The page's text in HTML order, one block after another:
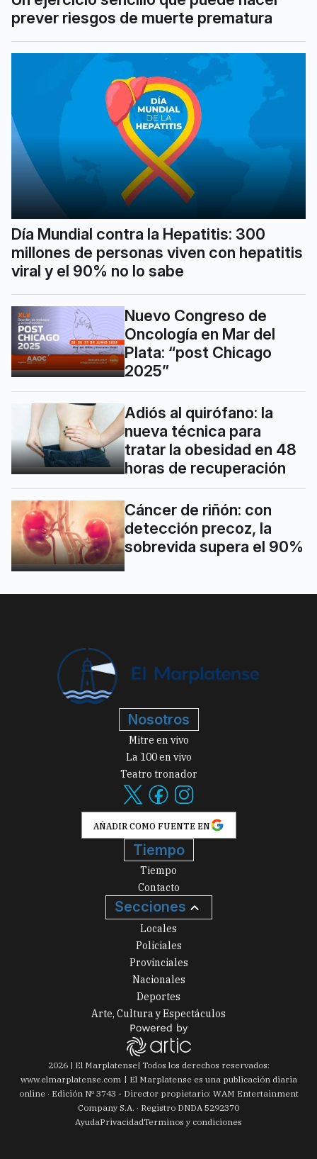
prever riesgos de muerte prematura
Día Mundial contra la Hepatitis: 300
millones de personas viven con hepatitis
viral y el 90% no lo sabe
Nuevo Congreso de
Oncología en Mar del
Plata: “post Chicago
2025”
Adiós al quirófano: la
nueva técnica para
tratar la obesidad en 48
horas de recuperación
Cáncer de riñón: con
detección precoz, la
sobrevida supera el 90%
Nosotros
Mitre en vivo
La 100 en vivo
Teatro tronador
AÑADIR COMO FUENTE EN
Tiempo
Tiempo
Contacto
Secciones
Locales
Policiales
Provinciales
Nacionales
Deportes
Arte, Cultura y Espectáculos
2026| El Marplatense| Todos los derechos reservados:
www.elmarplatense.com
El Marplatense es una publicación diaria
online · Edición Nº 3743 - Director propietario: WAM Entertainment
Company S.A. · Registro DNDA 5292370
AyudaPrivacidadTerminos y condiciones